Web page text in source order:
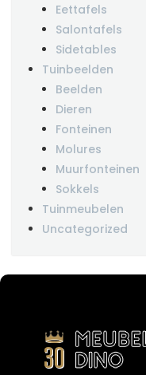
Eettafels
Salontafels
Sidetables
Tuinbeelden
Beelden
Dieren
Fonteinen
Molures
Muurfonteinen
Sokkels
Tuinmeubelen
Uncategorized